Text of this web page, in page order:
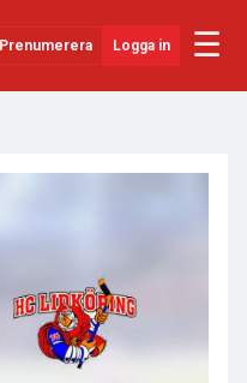
Prenumerera Logga in ☰